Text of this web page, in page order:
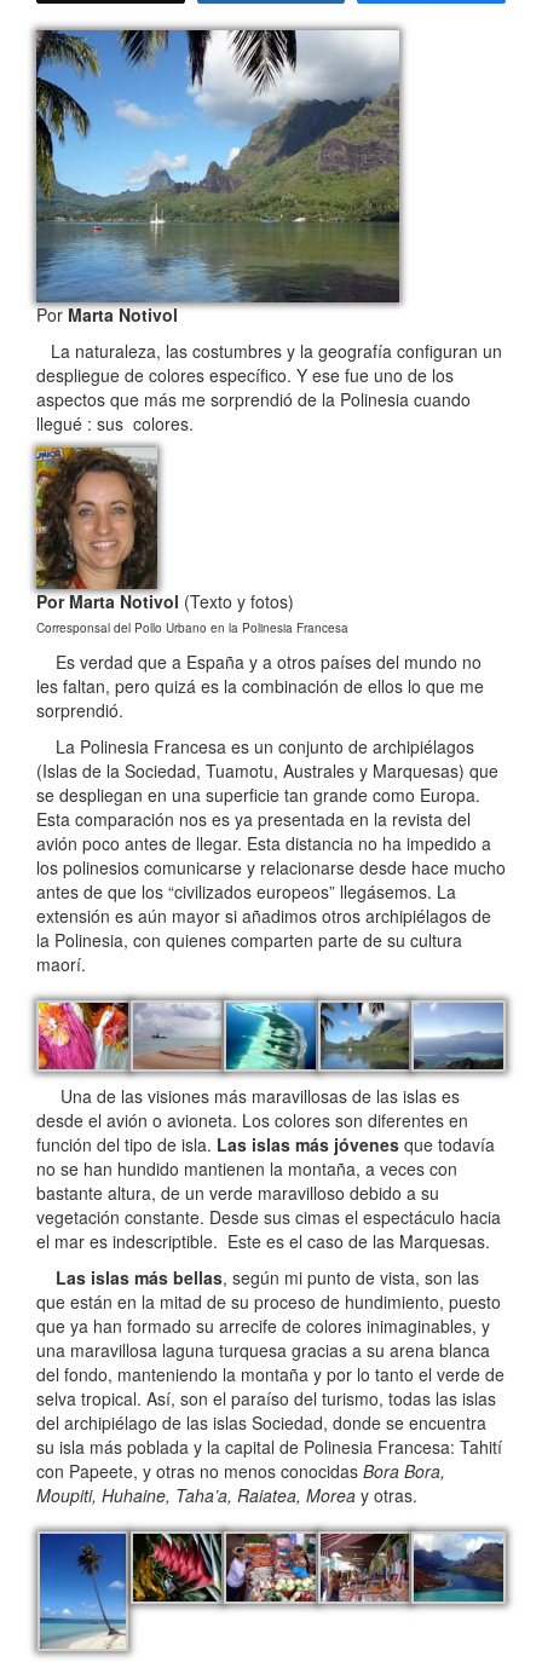
PorMarta Notivol
La naturaleza, las costumbres y la geografía configuran un
despliegue de colores específico. Y ese fue uno de los
aspectos que más me sorprendió de la Polinesia cuando
llegué : sus colores.
Por Marta Notivol (Texto y fotos)
Corresponsal del Pollo Urbano en la Polinesia Francesa
Es verdad que a España y a otros países del mundo no
les faltan, pero quizá es la combinación de ellos lo que me
sorprendió.
La Polinesia Francesa es un conjunto de archipiélagos
(Islas de la Sociedad, Tuamotu, Australes y Marquesas) que
se despliegan en una superficie tan grande como Europa.
Esta comparación nos es ya presentada en la revista del
avión poco antes de llegar. Esta distancia no ha impedido a
los polinesios comunicarse y relacionarse desde hace mucho
antes de que los “civilizados europeos” llegásemos. La
extensión es aún mayor si añadimos otros archipiélagos de
la Polinesia, con quienes comparten parte de su cultura
maorí.
Una de las visiones más maravillosas de las islas es
desde el avión o avioneta. Los colores son diferentes en
función del tipo de isla. Las islas más jóvenes que todavía
no se han hundido mantienen la montaña, a veces con
bastante altura, de un verde maravilloso debido a su
vegetación constante. Desde sus cimas el espectáculo hacia
el mar es indescriptible. Este es el caso de las Marquesas.
Las islas más bellas, según mi punto de vista, son las
que están en la mitad de su proceso de hundimiento, puesto
que ya han formado su arrecife de colores inimaginables, y
una maravillosa laguna turquesa gracias a su arena blanca
del fondo, manteniendo la montaña y por lo tanto el verde de
selva tropical. Así, son el paraíso del turismo, todas las islas
del archipiélago de las islas Sociedad, donde se encuentra
su isla más poblada y la capital de Polinesia Francesa: Tahití
con Papeete, y otras no menos conocidas Bora Bora,
Moupiti, Huhaine, Taha’a, Raiatea, Morea y otras.